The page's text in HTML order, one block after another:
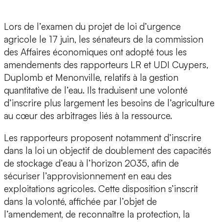
Lors de l’examen du projet de loi d’urgence
agricole le 17 juin, les sénateurs de la commission
des Affaires économiques ont adopté tous les
amendements des rapporteurs LR et UDI Cuypers,
Duplomb et Menonville, relatifs à la gestion
quantitative de l’eau. Ils traduisent une volonté
d’inscrire plus largement les besoins de l’agriculture
au cœur des arbitrages liés à la ressource.
Les rapporteurs proposent notamment d’inscrire
dans la loi un objectif de doublement des capacités
de stockage d’eau à l’horizon 2035, afin de
sécuriser l’approvisionnement en eau des
exploitations agricoles. Cette disposition s’inscrit
dans la volonté, affichée par l’objet de
l’amendement, de reconnaître la protection, la